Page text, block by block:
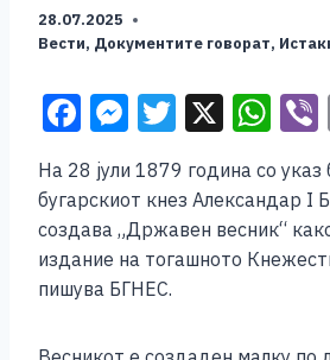
28.07.2025
Вести, Документите говорат,
F
a
c
e
b
o
o
M
e
ss
e
n
g
er
T
wi
tt
er
X W
at
s
A
p
На 28 јули 1879 година со указ
бугарскиот кнез Александар I
создава „Државен весник“
издание на тогашното
пишува БГНЕС.